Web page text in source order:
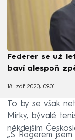
Federer se už
baví alespoň
18. zář 2020, 09:01
To by se však
Mirky, bývalé
někdejším
„S Rogerem